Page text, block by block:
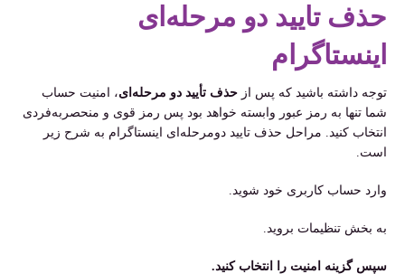
حذف تایید دو مرحله‌ای
اینستاگرام
توجه داشته باشید که پس از حذف تأیید دو مرحله‌ای، امنیت حساب
شما تنها به رمز عبور وابسته خواهد بود پس رمز قوی و منحصربه‌فردی
انتخاب کنید. مراحل حذف تایید دومرحله‌ای اینستاگرام به شرح زیر
است.
وارد حساب کاربری خود شوید.
به بخش تنظیمات بروید.
سپس گزینه امنیت را انتخاب کنید.